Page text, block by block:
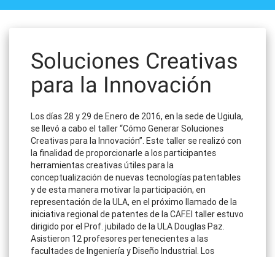
Soluciones Creativas
para la Innovación
Los días 28 y 29 de Enero de 2016, en la sede de Ugiula,
se llevó a cabo el taller “Cómo Generar Soluciones
Creativas para la Innovación”. Este taller se realizó con
la finalidad de proporcionarle a los participantes
herramientas creativas útiles para la
conceptualización de nuevas tecnologías patentables
y de esta manera motivar la participación, en
representación de la ULA, en el próximo llamado de la
iniciativa regional de patentes de la CAF.El taller estuvo
dirigido por el Prof. jubilado de la ULA Douglas Paz.
Asistieron 12 profesores pertenecientes a las
facultades de Ingeniería y Diseño Industrial. Los